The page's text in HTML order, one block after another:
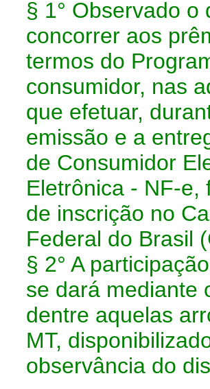
§ 1° Observado
concorrer aos
termos do
consumidor, nas
que efetuar,
emissão e a
de Consumidor
Eletrônica - NF-e,
de inscrição no
Federal do Brasil
§ 2° A
se dará mediante
dentre aquelas
MT,
observância do